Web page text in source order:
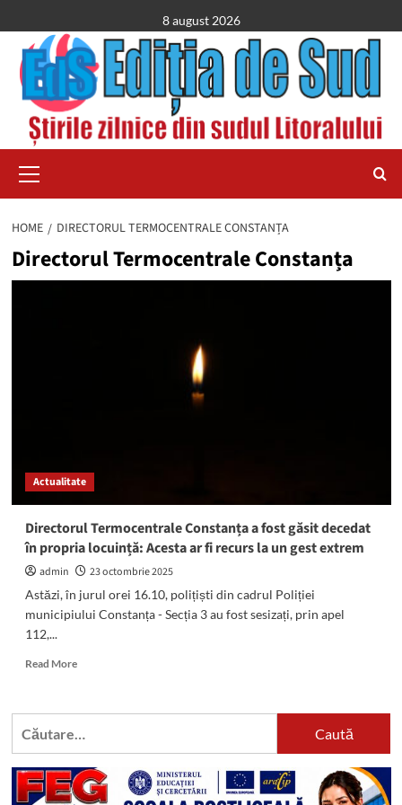
to
content
8 august 2026
Menu
HOME DIRECTORUL TERMOCENTRALE CONSTANȚA
Directorul Termocentrale Constanța
Actualitate
Directorul Termocentrale Constanța a fost găsit decedat
în propria locuință: Acesta ar fi recurs la un gest extrem
admin
23 octombrie 2025
Astăzi, în jurul orei 16.10, polițiști din cadrul Poliției
municipiului Constanța - Secția 3 au fost sesizați, prin apel
112,...
Read MoreRead
Directorul
fost
găsit
Caută